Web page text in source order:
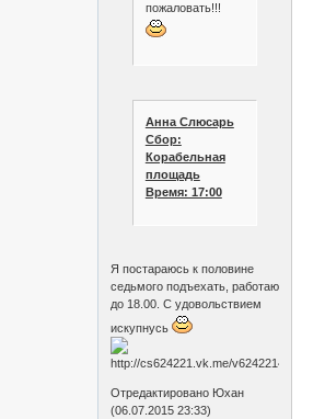
пожаловать!!!
Анна Слюсарь
Сбор:
Корабельная
площадь
Время: 17:00
Я постараюсь к половине
седьмого подъехать, работаю
до 18.00. С удовольствием
искупнусь
Отредактировано Юхан
(06.07.2015 23:33)